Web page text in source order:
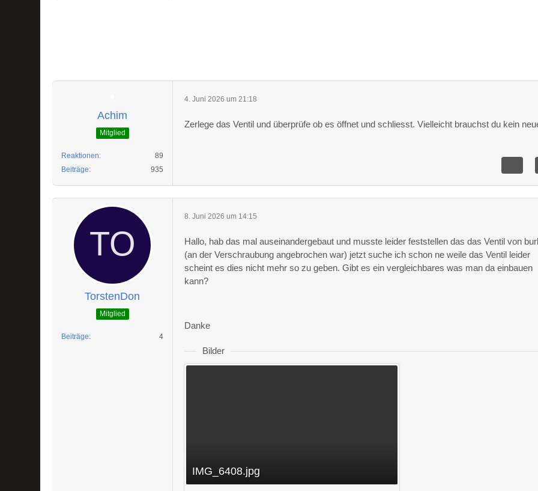
Achim
Mitglied
Reaktionen
89
Beiträge
935
4. Juni 2026 um 21:18
Zerlege das Ventil und überprüfe ob es öffnet und schliesst. Vielleicht brauchst du kein
TorstenDon
Mitglied
Beiträge 4
8. Juni 2026 um 14:15
Hallo, hab das mal auseinandergebaut und musste leider feststellen das das Ventil von
(an der Verschraubung angebrochen war) jetzt suche ich schon ne weile das Ventil leider
scheint es dies nicht mehr so zu geben. Gibt es ein vergleichbares was man da einbauen
kann?
Danke
Bilder
IMG_6408.jpg